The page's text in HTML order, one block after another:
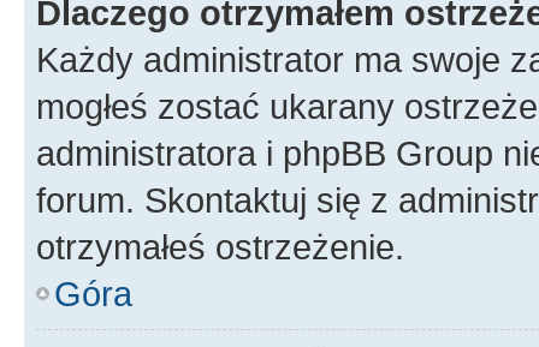
Dlaczego otrzymałem
Każdy administrator ma swoje
mogłeś zostać ukarany
administratora i phpBB Group
forum. Skontaktuj się z
otrzymałeś ostrzeżenie.
Góra